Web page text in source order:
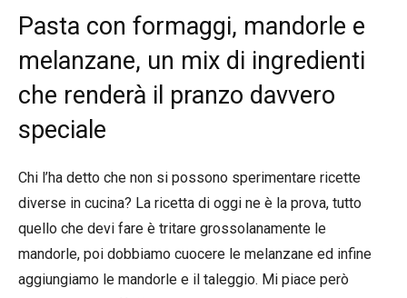
Pasta con formaggi, mandorle e
melanzane, un mix di ingredienti
che renderà il pranzo davvero
speciale
Chi l’ha detto che non si possono sperimentare ricette
diverse in cucina? La ricetta di oggi ne è la prova, tutto
quello che devi fare è tritare grossolanamente le
mandorle, poi dobbiamo cuocere le melanzane ed infine
aggiungiamo le mandorle e il taleggio. Mi piace però